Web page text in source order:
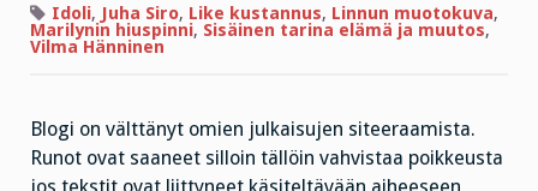
Idoli, Juha Siro, Like kustannus, Linnun muotokuva,
Marilynin hiuspinni, Sisäinen tarina elämä ja muutos,
Vilma Hänninen
Blogi on välttänyt omien julkaisujen siteeraamista.
Runot ovat saaneet silloin tällöin vahvistaa poikkeusta